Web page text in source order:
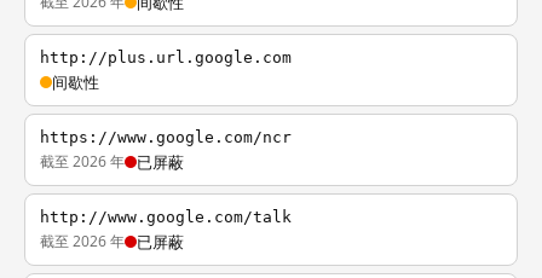
http://plus.url.google.com
间歇性
https://www.google.com/ncr
截至 2026 年 已屏蔽
http://www.google.com/talk
截至 2026 年 已屏蔽